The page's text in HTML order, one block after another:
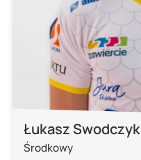
Łukasz Swodczyk
Środkowy